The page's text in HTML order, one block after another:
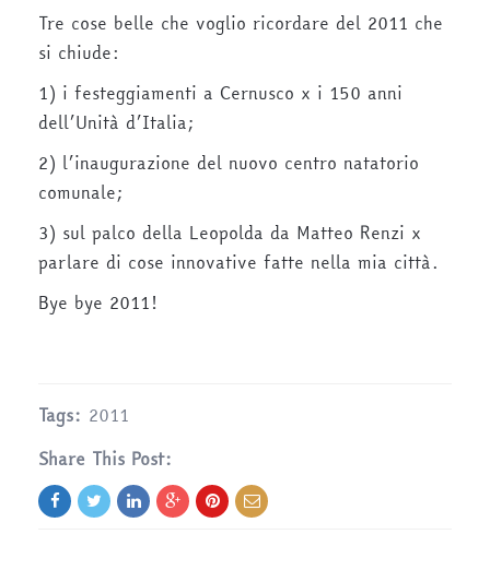
Tre cose belle che voglio ricordare del 2011 che
si chiude:
1) i festeggiamenti a Cernusco x i 150 anni
dell’Unità d’Italia;
2) l’inaugurazione del nuovo centro natatorio
comunale;
3) sul palco della Leopolda da Matteo Renzi x
parlare di cose innovative fatte nella mia città.
Bye bye 2011!
Tags: 2011
Share This Post: